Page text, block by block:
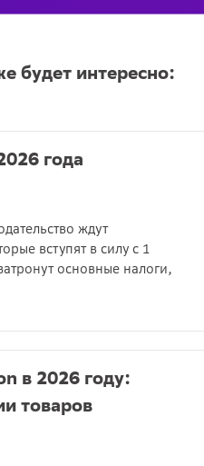
будет интересно:
года
ждут
вступят в силу с 1
основные налоги,
в 2026 году:
товаров